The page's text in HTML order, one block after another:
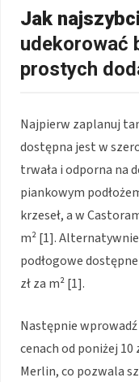
Jak
udekorować
prostych
Najpierw zaplanuj
dostępna jest w
trwała i odporna na
piankowym
krzeseł, a w
m² [1].
podłogowe
zł za m² [1].
Następnie
cenach od poniżej 10
Merlin, co pozwala